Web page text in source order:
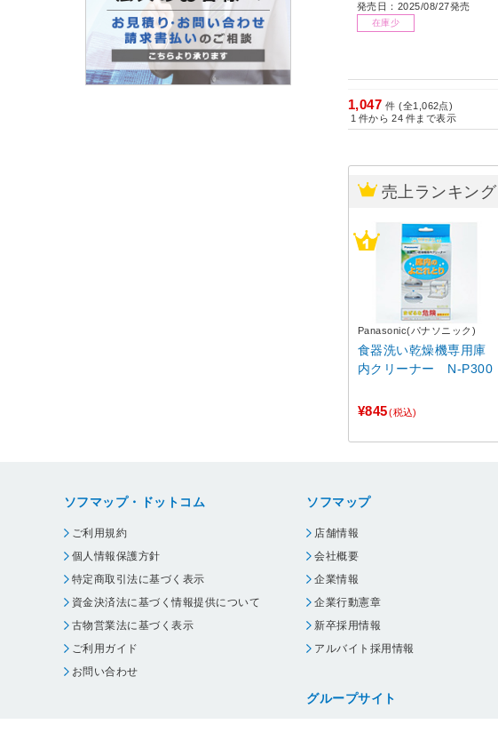
発売日：2025/08/27発売
在庫少
1,047 件 (全1,062点)
1 件から 24 件まで表示
売上ランキング
Panasonic(パナソニック)
食器洗い乾燥機専用庫
内クリーナー N-P300
¥845 (税込)
ソフマップ・ドットコム
ご利用規約
個人情報保護方針
特定商取引法に基づく表示
資金決済法に基づく情報提供について
古物営業法に基づく表示
ご利用ガイド
お問い合わせ
ソフマップ
店舗情報
会社概要
企業情報
企業行動憲章
新卒採用情報
アルバイト採用情報
グループサイト